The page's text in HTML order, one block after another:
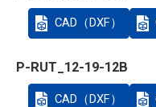
CAD（DXF）
P-RUT_12-19-12B
CAD（DXF）